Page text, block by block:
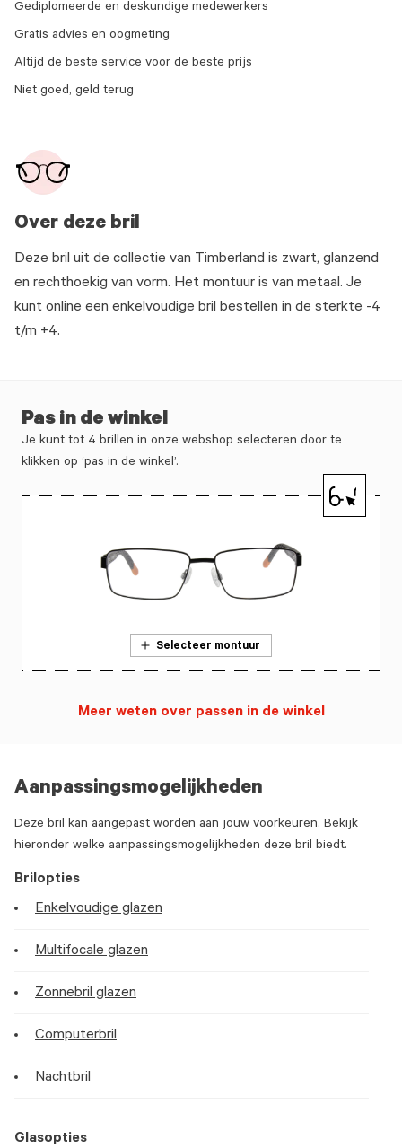
Over deze bril
Deze bril uit de collectie van Timberland is zwart, glanzend
en rechthoekig van vorm. Het montuur is van metaal. Je
kunt online een enkelvoudige bril bestellen in de sterkte -4
t/m +4.
Gediplomeerde en deskundige medewerkers
Gratis advies en oogmeting
Altijd de beste service voor de beste prijs
Niet goed, geld terug
Aanpassingsmogelijkheden
Deze bril kan aangepast worden aan jouw voorkeuren. Bekijk
hieronder welke aanpassingsmogelijkheden deze bril biedt.
Brilopties
Enkelvoudige glazen
Multifocale glazen
Zonnebril glazen
Computerbril
Nachtbril
Glasopties
Pas in de winkel
Je kunt tot 4 brillen in onze webshop selecteren door te
klikken op ‘pas in de winkel’.
Selecteer montuur
Meer weten over passen in de winkel